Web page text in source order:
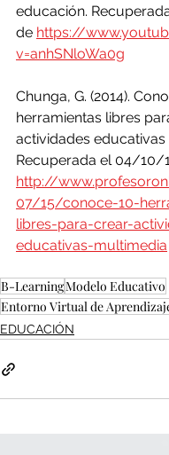
educación.
de https://
v=anhSNloWa0g
Chunga, G. (2014).
herramientas libres
actividades educativas
Recuperada el 04/10/
http://
07/15/conoce-10-
libres-para-crear-
educativas-multimedia
B-LearningModelo Educativo
Entorno Virtual de
EDUCACIÓN